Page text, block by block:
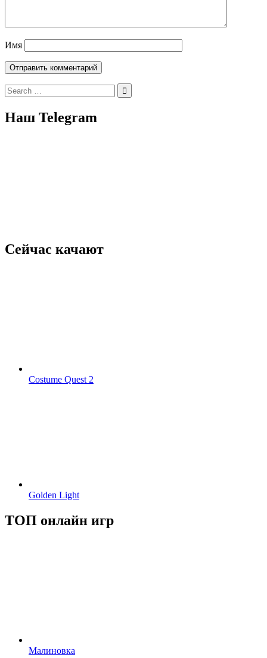
Имя
Search
for:
Наш Telegram
Сейчас качают
Costume Quest 2
Golden Light
ТОП онлайн игр
Малиновка